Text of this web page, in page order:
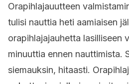
Orapihlajauutteen
tulisi nauttia heti aamiaisen
orapihlajajauhetta lasilliseen
minuuttia ennen nauttimista.
siemauksin, hitaasti.